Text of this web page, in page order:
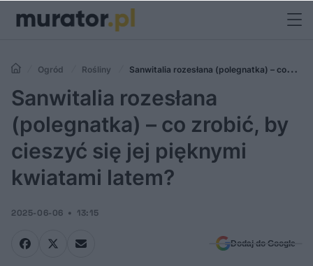
Ogród Rośliny
Sanwitalia rozesłana (polegnatka) – co
zrobić, by cieszyć się jej pięknymi kwiatami latem?
Sanwitalia rozesłana
(polegnatka) – co zrobić, by
cieszyć się jej pięknymi
kwiatami latem?
2025-06-06 13:15
Dodaj do Google